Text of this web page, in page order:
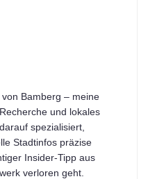
Bamberg – meine
und lokales
spezialisiert,
Stadtinfos präzise
Insider-Tipp aus
verloren geht.